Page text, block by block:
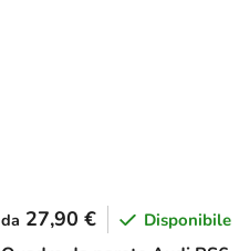
da 27,90 € Disponibile